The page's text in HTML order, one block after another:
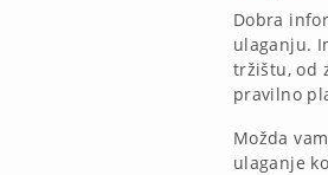
Dobra
ulaganju.
tržištu, od
pravilno
Možda
ulaganje